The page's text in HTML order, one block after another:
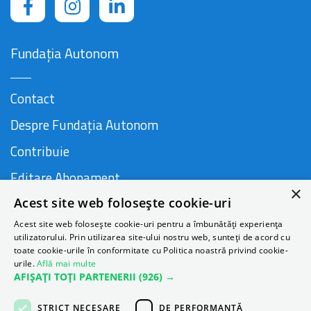
Fundația Autonom
Contact
Despre Fundația Autonom
Contribuie
Editare Abonament
Cauză susținută de
×
Acest site web folosește cookie-uri
Acest site web folosește cookie-uri pentru a îmbunătăți experiența
utilizatorului. Prin utilizarea site-ului nostru web, sunteți de acord cu
toate cookie-urile în conformitate cu Politica noastră privind cookie-
urile.Află mai multe
AFIȘAȚI TOȚI PARTENERII (926) →
STRICT NECESARE DE PERFORMANȚĂ